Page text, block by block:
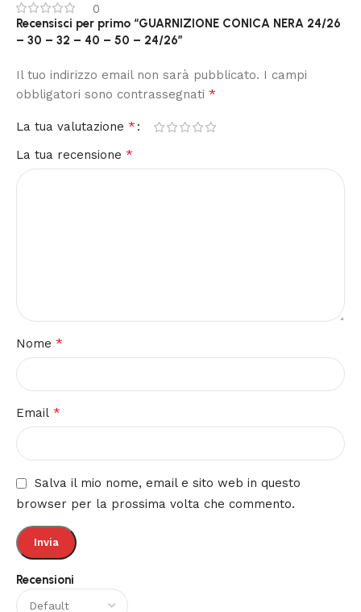
0
Recensioni
Recensisci per primo “GUARNIZIONE CONICA NERA 24/26
– 30 – 32 – 40 – 50 – 24/26”
Il tuo indirizzo email non sarà pubblicato. I campi
obbligatori sono contrassegnati *
La tua valutazione *
La tua recensione *
Nome *
Email *
Salva il mio nome, email e sito web in questo
browser per la prossima volta che commento.